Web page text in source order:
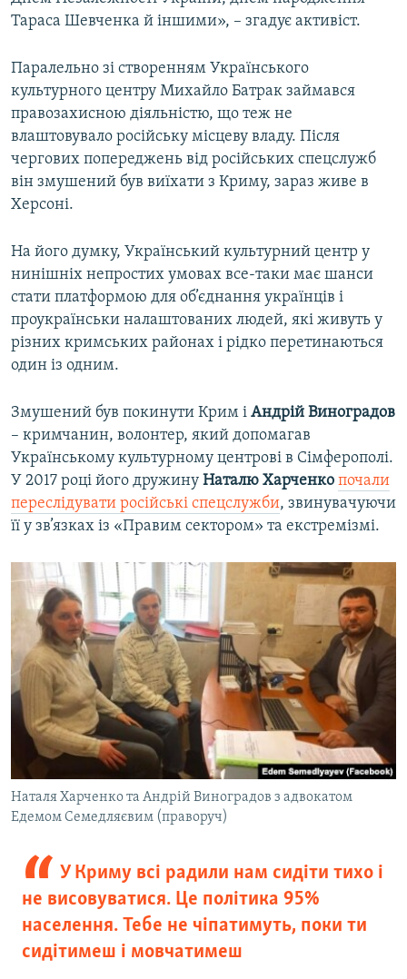
Тараса Шевченка й іншими», – згадує активіст.
Паралельно зі створенням Українського
культурного центру Михайло Батрак займався
правозахисною діяльністю, що теж не
влаштовувало російську місцеву владу. Після
чергових попереджень від російських спецслужб
він змушений був виїхати з Криму, зараз живе в
Херсоні.
На його думку, Український культурний центр у
нинішніх непростих умовах все-таки має шанси
стати платформою для об’єднання українців і
проукраїнськи налаштованих людей, які живуть у
різних кримських районах і рідко перетинаються
один із одним.
Змушений був покинути Крим і Андрій Виноградов
– кримчанин, волонтер, який допомагав
Українському культурному центрові в Сімферополі.
У 2017 році його дружину Наталю Харченко почали
переслідувати російські спецслужби, звинувачуючи
її у зв’язках із «Правим сектором» та екстремізмі.
Наталя Харченко та Андрій Виноградов з адвокатом
Едемом Семедляєвим (праворуч)
У Криму всі радили нам сидіти тихо і
не висовуватися. Це політика 95%
населення. Тебе не чіпатимуть, поки ти
сидітимеш і мовчатимеш